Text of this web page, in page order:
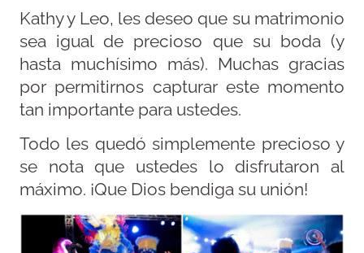
Kathy y Leo, les deseo que su matrimonio
sea igual de precioso que su boda (y
hasta muchísimo más). Muchas gracias
por permitirnos capturar este momento
tan importante para ustedes.
Todo les quedó simplemente precioso y
se nota que ustedes lo disfrutaron al
máximo. ¡Que Dios bendiga su unión!